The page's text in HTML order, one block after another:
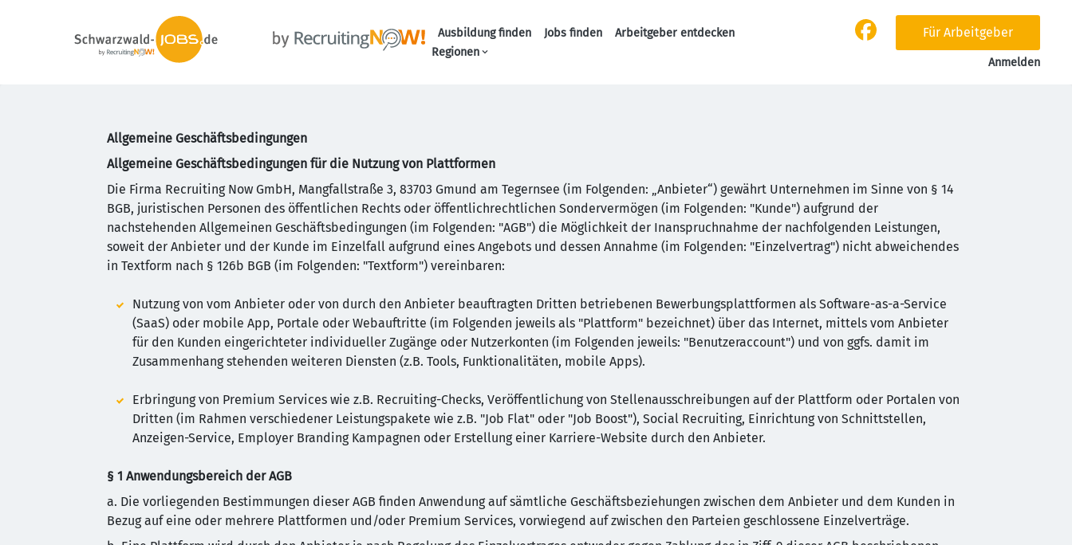
Ausbildung finden Jobs finden
Arbeitgeber entdecken
Regionen
Für Arbeitgeber
Anmelden
Allgemeine Geschäftsbedingungen
Allgemeine Geschäftsbedingungen für die Nutzung von Plattformen
Die Firma Recruiting Now GmbH, Mangfallstraße 3, 83703 Gmund am Tegernsee (im Folgenden: „Anbieter“) gewährt Unternehmen im Sinne von § 14
BGB, juristischen Personen des öffentlichen Rechts oder öffentlichrechtlichen Sondervermögen (im Folgenden: "Kunde") aufgrund der
nachstehenden Allgemeinen Geschäftsbedingungen (im Folgenden: "AGB") die Möglichkeit der Inanspruchnahme der nachfolgenden Leistungen,
soweit der Anbieter und der Kunde im Einzelfall aufgrund eines Angebots und dessen Annahme (im Folgenden: "Einzelvertrag") nicht abweichendes
in Textform nach § 126b BGB (im Folgenden: "Textform") vereinbaren:
Nutzung von vom Anbieter oder von durch den Anbieter beauftragten Dritten betriebenen Bewerbungsplattformen als Software-as-a-Service
(SaaS) oder mobile App, Portale oder Webauftritte (im Folgenden jeweils als "Plattform" bezeichnet) über das Internet, mittels vom Anbieter
für den Kunden eingerichteter individueller Zugänge oder Nutzerkonten (im Folgenden jeweils: "Benutzeraccount") und von ggfs. damit im
Zusammenhang stehenden weiteren Diensten (z.B. Tools, Funktionalitäten, mobile Apps).
Erbringung von Premium Services wie z.B. Recruiting-Checks, Veröffentlichung von Stellenausschreibungen auf der Plattform oder Portalen von
Dritten (im Rahmen verschiedener Leistungspakete wie z.B. "Job Flat" oder "Job Boost"), Social Recruiting, Einrichtung von Schnittstellen,
Anzeigen-Service, Employer Branding Kampagnen oder Erstellung einer Karriere-Website durch den Anbieter.
§ 1 Anwendungsbereich der AGB
a. Die vorliegenden Bestimmungen dieser AGB finden Anwendung auf sämtliche Geschäftsbeziehungen zwischen dem Anbieter und dem Kunden in
Bezug auf eine oder mehrere Plattformen und/oder Premium Services, vorwiegend auf zwischen den Parteien geschlossene Einzelverträge.